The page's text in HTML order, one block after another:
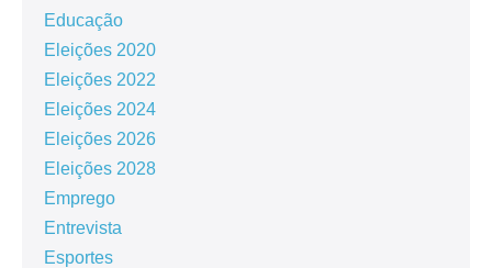
Educação
Eleições 2020
Eleições 2022
Eleições 2024
Eleições 2026
Eleições 2028
Emprego
Entrevista
Esportes